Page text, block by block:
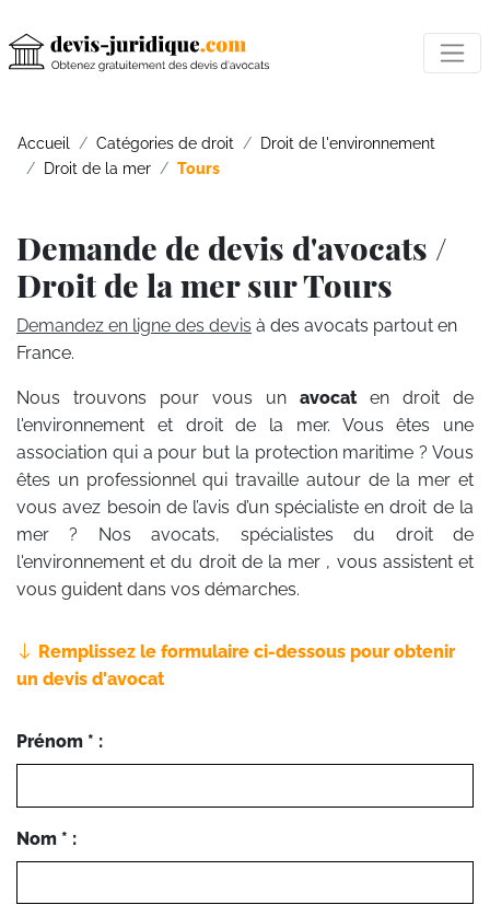
Accueil Catégories de droit
Droit de l'environnement
Droit de la mer
Tours
Demande de devis d'avocats /
Droit de la mer sur Tours
Demandez en ligne des devis à des avocats partout en
France.
Nous trouvons pour vous un avocat en droit de
l'environnement et droit de la mer. Vous êtes une
association qui a pour but la protection maritime ? Vous
êtes un professionnel qui travaille autour de la mer et
vous avez besoin de l’avis d’un spécialiste en droit de la
mer ? Nos avocats, spécialistes du droit de
l'environnement et du droit de la mer , vous assistent et
vous guident dans vos démarches.
Remplissez le formulaire ci-dessous pour obtenir
un devis d'avocat
Prénom * :
Nom * :